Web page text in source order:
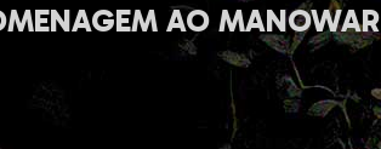
AO MANOWAR